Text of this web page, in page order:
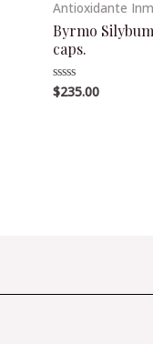
Antioxidante
Byrmo
caps.
Valorado
en
$235.00